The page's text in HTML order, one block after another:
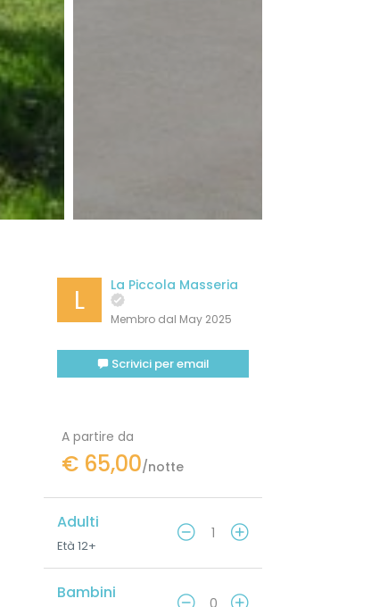
L La Piccola Masseria
Membro dal May 2025
Scrivici per email
A partire da
€ 65,00/notte
Adulti
Età 12+
Bambini